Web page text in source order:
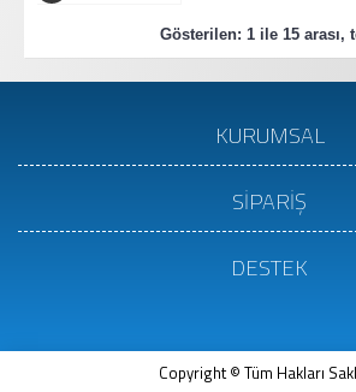
Gösterilen: 1 ile 15 arası,
KURUMSAL
SİPARİŞ
DESTEK
Copyright © Tüm Hakları